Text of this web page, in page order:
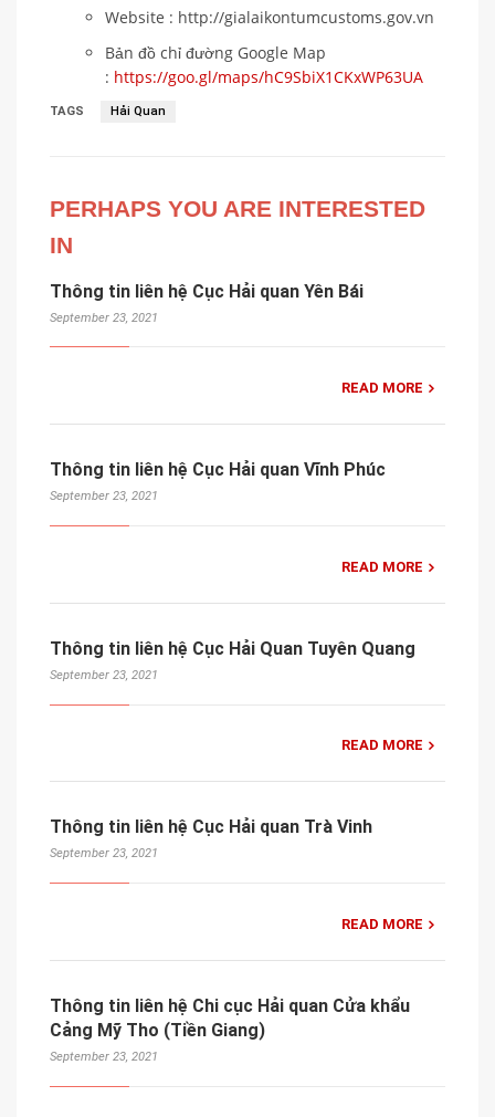
Website : http://gialaikontumcustoms.gov.vn
Bản đồ chỉ đường Google Map
: https://goo.gl/maps/hC9SbiX1CKxWP63UA
TAGS Hải Quan
PERHAPS YOU ARE INTERESTED
IN
Thông tin liên hệ Cục Hải quan Yên Bái
September 23, 2021
READ MORE
Thông tin liên hệ Cục Hải quan Vĩnh Phúc
September 23, 2021
READ MORE
Thông tin liên hệ Cục Hải Quan Tuyên Quang
September 23, 2021
READ MORE
Thông tin liên hệ Cục Hải quan Trà Vinh
September 23, 2021
READ MORE
Thông tin liên hệ Chi cục Hải quan Cửa khẩu
Cảng Mỹ Tho (Tiền Giang)
September 23, 2021